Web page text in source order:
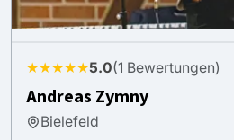
★★★★★5.0(1 Bewertungen)
Andreas Zymny
Bielefeld